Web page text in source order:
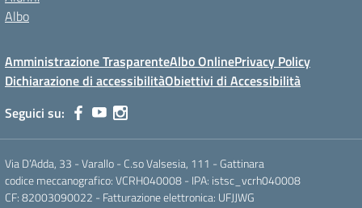
Albo
Amministrazione TrasparenteAlbo OnlinePrivacy Policy
Dichiarazione di accessibilitàObiettivi di Accessibilità
Seguici su:
Via D’Adda, 33 - Varallo - C.so Valsesia, 111 - Gattinara
codice meccanografico: VCRH040008 - IPA: istsc_vcrh040008
CF: 82003090022 - Fatturazione elettronica: UFJJWG